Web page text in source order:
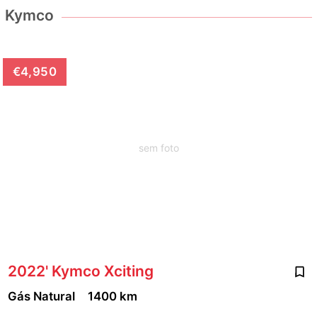
Kymco
sem foto
€4,950
2022' Kymco Xciting
Gás Natural 1400 km